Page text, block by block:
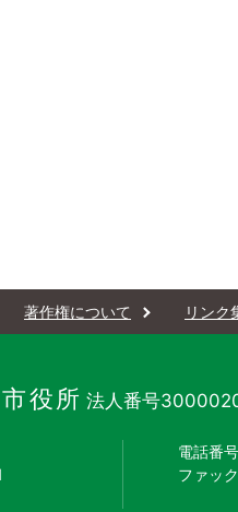
著作権について リンク
役所 法人番号
電話番
ファッ